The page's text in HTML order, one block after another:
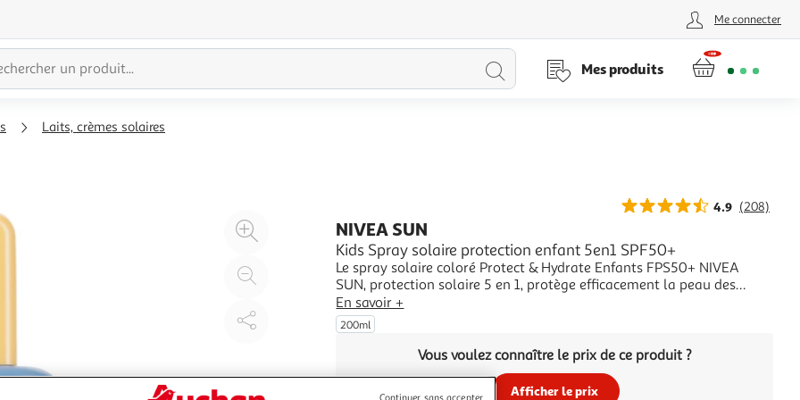
Me connecter
Lancer
Mes produits
Laits, crèmes solaires
Agrandir
l'illustration
l'illustration
Partager
4.9 (208)
NIVEA SUN
Kids Spray solaire protection enfant 5en1 SPF50+
Le spray solaire coloré Protect & Hydrate Enfants FPS50+ NIVEA
SUN, protection solaire 5 en 1, protège efficacement la peau des
coups de soleil et des dommages cutanés sur le long terme. La
formule pénètre rapidement, soutient la barrière protectrice de la
peau et fournit une hydratation longue duré
En savoir +
200ml
Vous voulez connaître le prix de ce produit ?
Afficher le prix